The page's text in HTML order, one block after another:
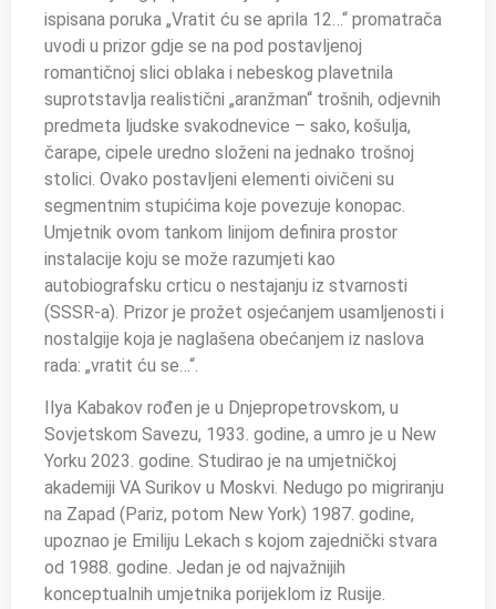
ispisana poruka „Vratit ću se aprila 12…“ promatrača
uvodi u prizor gdje se na pod postavljenoj
romantičnoj slici oblaka i nebeskog plavetnila
suprotstavlja realistični „aranžman“ trošnih, odjevnih
predmeta ljudske svakodnevice – sako, košulja,
čarape, cipele uredno složeni na jednako trošnoj
stolici. Ovako postavljeni elementi oivičeni su
segmentnim stupićima koje povezuje konopac.
Umjetnik ovom tankom linijom definira prostor
instalacije koju se može razumjeti kao
autobiografsku crticu o nestajanju iz stvarnosti
(SSSR-a). Prizor je prožet osjećanjem usamljenosti i
nostalgije koja je naglašena obećanjem iz naslova
rada: „vratit ću se…“.
Ilya Kabakov rođen je u Dnjepropetrovskom, u
Sovjetskom Savezu, 1933. godine, a umro je u New
Yorku 2023. godine. Studirao je na umjetničkoj
akademiji VA Surikov u Moskvi. Nedugo po migriranju
na Zapad (Pariz, potom New York) 1987. godine,
upoznao je Emiliju Lekach s kojom zajednički stvara
od 1988. godine. Jedan je od najvažnijih
konceptualnih umjetnika porijeklom iz Rusije.